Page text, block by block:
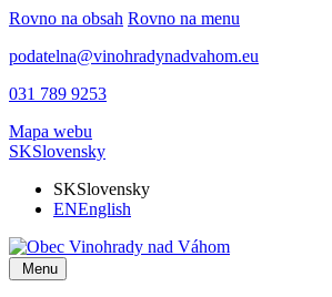
Rovno na obsah Rovno na menu
podatelna@vinohradynadvahom.eu
031 789 9253
Mapa webu
SKSlovensky
SKSlovensky
ENEnglish
Menu